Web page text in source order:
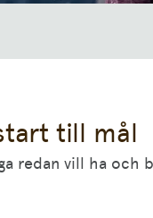
till mål
redan vill ha och